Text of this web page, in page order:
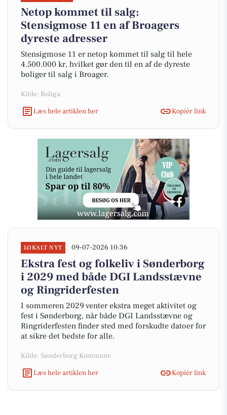
Netop kommet til salg:
Stensigmose 11 en af Broagers
dyreste adresser
Stensigmose 11 er netop kommet til salg til hele
4.500.000 kr, hvilket gør den til en af de dyreste
boliger til salg i Broager.
Kilde: Boliga
Læs hele artiklen her
Kopiér link
LOKALT NYT 09-07-2026 10:36
Ekstra fest og folkeliv i Sønderborg
i 2029 med både DGI Landsstævne
og Ringriderfesten
I sommeren 2029 venter ekstra meget aktivitet og
fest i Sønderborg, når både DGI Landsstævne og
Ringriderfesten finder sted med forskudte datoer for
at sikre det bedste for alle.
Kilde: Sønderborg Kommune
Læs hele artiklen her
Kopiér link